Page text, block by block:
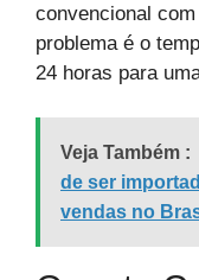
convencional
problema é o
24 horas para
Veja Também :
de ser
vendas no